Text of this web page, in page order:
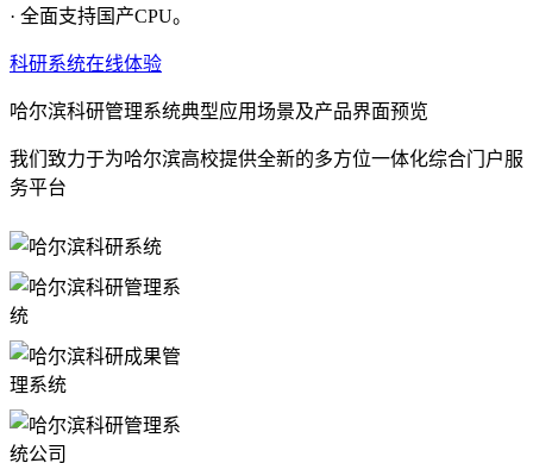
· 全面支持国产CPU。
科研系统在线体验
哈尔滨科研管理系统典型应用场景及产品界面预览
我们致力于为哈尔滨高校提供全新的多方位一体化综合门户服
务平台